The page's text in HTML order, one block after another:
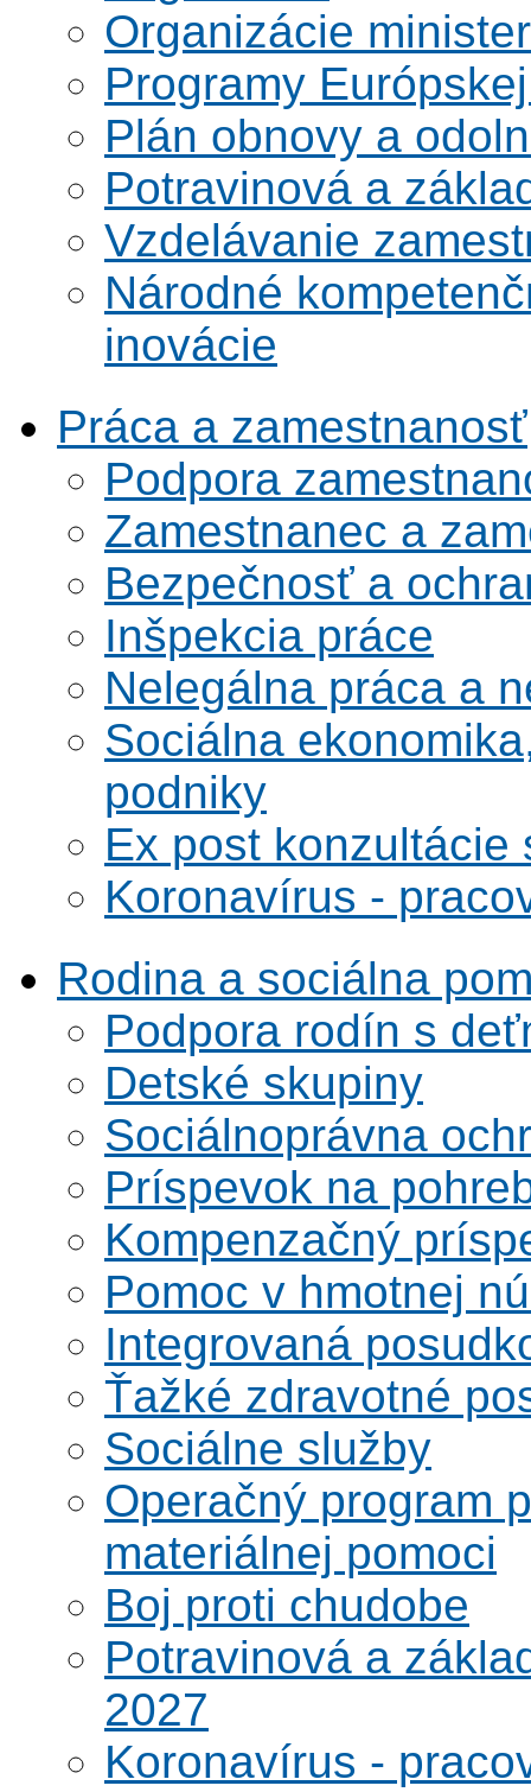
Organizácie
Programy
Plán obnovy a
Potravinová a
Vzdelávanie
Národné
inovácie
Práca a zamestnanosť
Podpora
Zamestnanec a
Bezpečnosť a
Inšpekcia práce
Nelegálna práca a
Sociálna
podniky
Ex post
Koronavírus -
Rodina a sociálna
Podpora rodín s
Detské skupiny
Sociálnoprávna
Príspevok na
Kompenzačný
Pomoc v hmotnej
Integrovaná
Ťažké zdravotné
Sociálne služby
Operačný program
materiálnej pomoci
Boj proti chudobe
Potravinová a
2027
Koronavírus -